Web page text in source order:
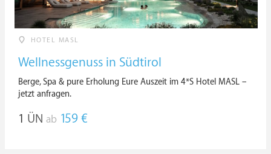
HOTEL MASL
Wellnessgenuss in Südtirol
Berge, Spa & pure Erholung Eure Auszeit im 4*S Hotel MASL –
jetzt anfragen.
1 ÜN ab 159 €